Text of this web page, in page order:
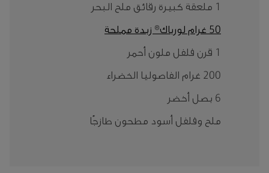
1 ملعقة كبيرة رقائق ملح البحر
50 غرام لورباك® زبدة مملحة
1 قرن فلفل ملون أحمر
200 غرام الفاصوليا الخضراء
6 بصل أخضر
ملح وفلفل أسود مطحون طازجًا